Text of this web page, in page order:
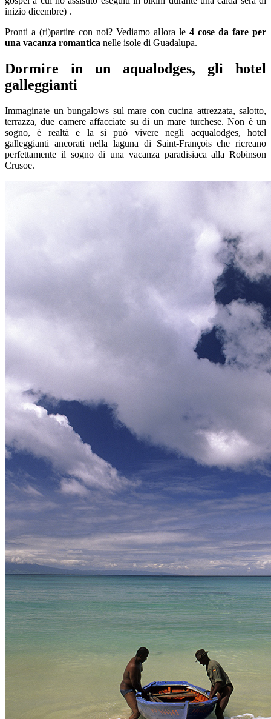
inizio dicembre) .
Pronti a (ri)partire con noi? Vediamo allora le 4 cose da fare per
una vacanza romantica nelle isole di Guadalupa.
Dormire in un aqualodges, gli hotel
galleggianti
Immaginate un bungalows sul mare con cucina attrezzata, salotto,
terrazza, due camere affacciate su di un mare turchese. Non è un
sogno, è realtà e la si può vivere negli acqualodges, hotel
galleggianti ancorati nella laguna di Saint-François che ricreano
perfettamente il sogno di una vacanza paradisiaca alla Robinson
Crusoe.